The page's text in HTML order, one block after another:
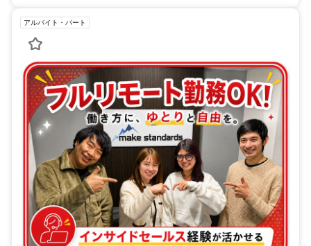
アルバイト・パート